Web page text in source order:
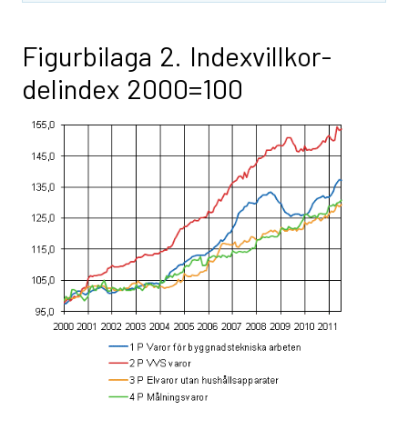
Figurbilaga 2. Indexvillkor-
delindex 2000=100